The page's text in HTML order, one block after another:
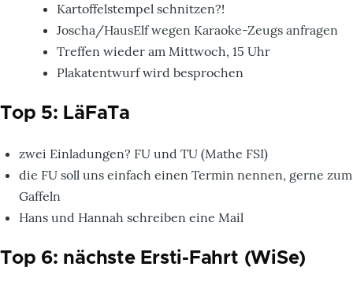
Kartoffelstempel schnitzen?!
Joscha/HausElf wegen Karaoke-Zeugs anfragen
Treffen wieder am Mittwoch, 15 Uhr
Plakatentwurf wird besprochen
Top 5: LäFaTa
zwei Einladungen? FU und TU (Mathe FSI)
die FU soll uns einfach einen Termin nennen, gerne zum
Gaffeln
Hans und Hannah schreiben eine Mail
Top 6: nächste Ersti-Fahrt (WiSe)